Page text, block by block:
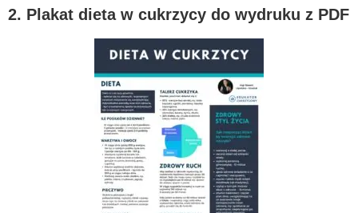
2. Plakat dieta w cukrzycy do wydruku z PDF